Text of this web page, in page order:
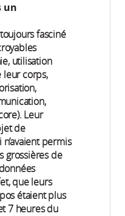
un
fasciné
utilisation
leur corps,
Leur
de
permis
grossières de
que leurs
étaient plus
7 heures du